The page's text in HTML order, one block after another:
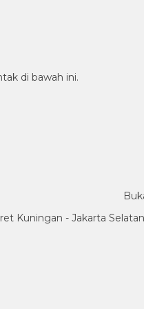
di bawah ini.
Kuningan - Jakarta